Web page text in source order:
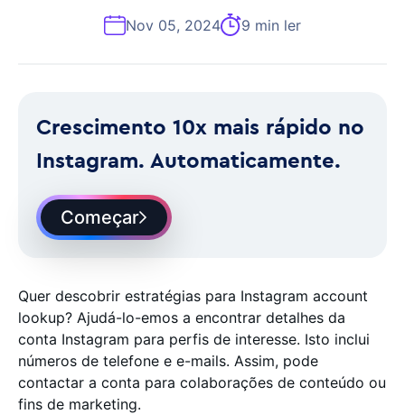
Nov 05, 2024 9 min ler
Crescimento 10x mais rápido no
Instagram. Automaticamente.
Começar
Quer descobrir estratégias para Instagram account
lookup? Ajudá-lo-emos a encontrar detalhes da
conta Instagram para perfis de interesse. Isto inclui
números de telefone e e-mails. Assim, pode
contactar a conta para colaborações de conteúdo ou
fins de marketing.